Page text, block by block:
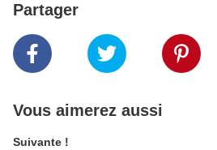
Partager
Vous aimerez aussi
Suivante !